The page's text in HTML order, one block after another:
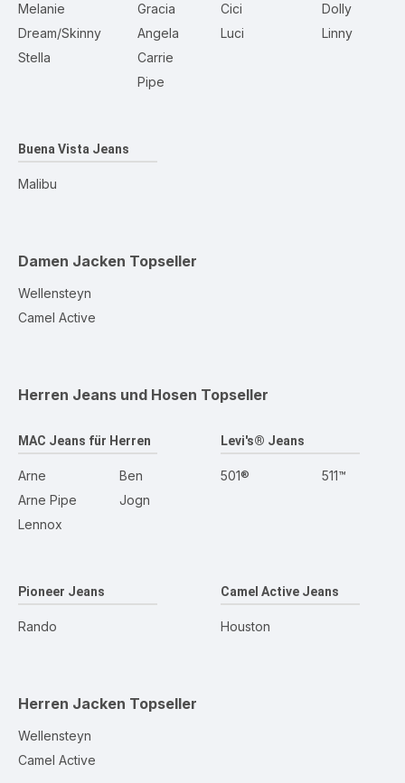
Melanie
Dream/Skinny
Stella
Gracia
Angela
Carrie
Pipe
Cici
Luci
Dolly
Linny
Buena Vista Jeans
Malibu
Damen Jacken Topseller
Wellensteyn
Camel Active
Herren Jeans und Hosen Topseller
MAC Jeans für Herren
Arne
Arne Pipe
Lennox
Ben
Jogn
Levi's® Jeans
501® 511™
Pioneer Jeans
Rando
Camel Active Jeans
Houston
Herren Jacken Topseller
Wellensteyn
Camel Active